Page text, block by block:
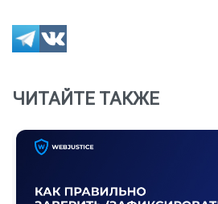
ЧИТАЙТЕ ТАКЖЕ